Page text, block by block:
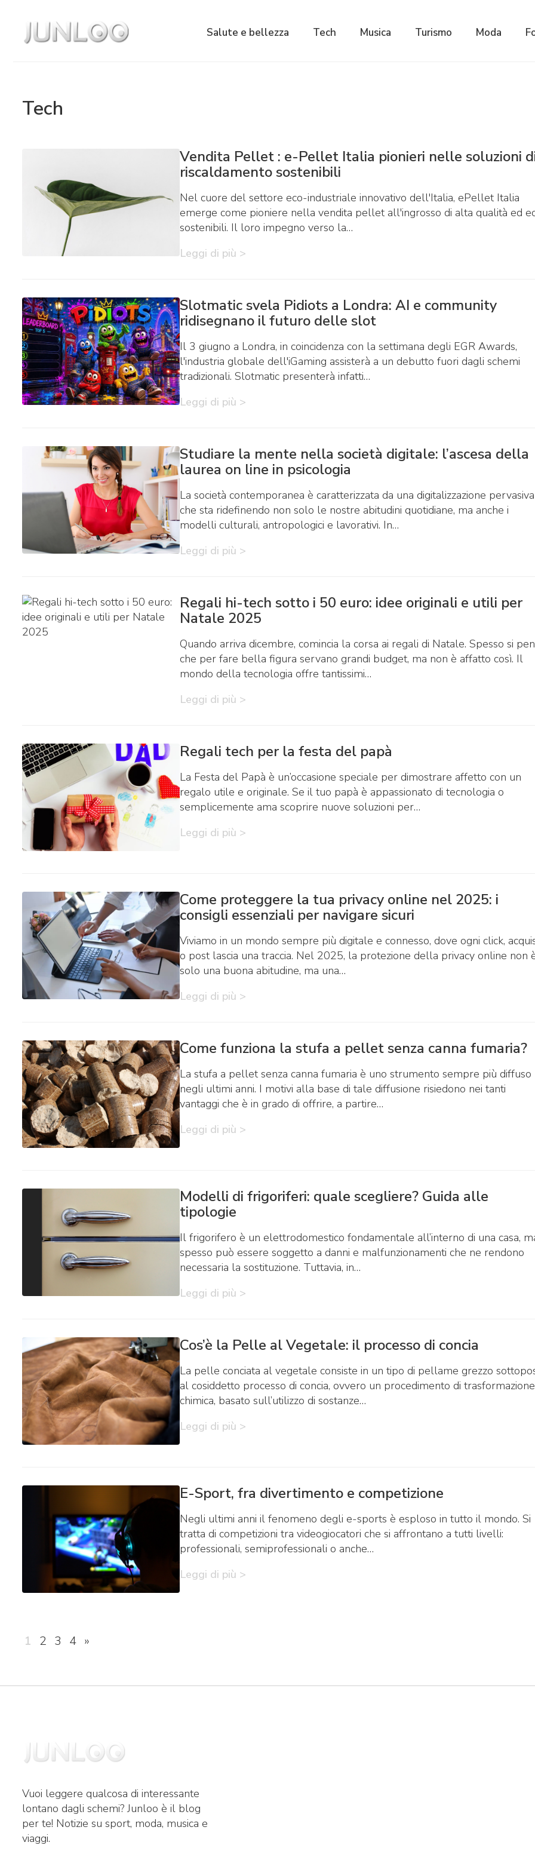
Salute e bellezza Tech Musica Turismo Moda
Tech
Vendita Pellet : e-Pellet Italia pionieri nelle soluzioni
riscaldamento sostenibili
Nel cuore del settore eco-industriale innovativo dell'Italia, ePellet Italia
emerge come pioniere nella vendita pellet all'ingrosso di alta qualità ed
sostenibili. Il loro impegno verso la…
Leggi di più >
Slotmatic svela Pidiots a Londra: AI e community
ridisegnano il futuro delle slot
Il 3 giugno a Londra, in coincidenza con la settimana degli EGR Awards,
l'industria globale dell'iGaming assisterà a un debutto fuori dagli schemi
tradizionali. Slotmatic presenterà infatti…
Leggi di più >
Studiare la mente nella società digitale: l’ascesa della
laurea on line in psicologia
La società contemporanea è caratterizzata da una digitalizzazione pervasiva
che sta ridefinendo non solo le nostre abitudini quotidiane, ma anche i
modelli culturali, antropologici e lavorativi. In…
Leggi di più >
Regali hi-tech sotto i 50 euro: idee originali e utili per
Natale 2025
Quando arriva dicembre, comincia la corsa ai regali di Natale. Spesso si
che per fare bella figura servano grandi budget, ma non è affatto così. Il
mondo della tecnologia offre tantissimi…
Leggi di più >
Regali tech per la festa del papà
La Festa del Papà è un’occasione speciale per dimostrare affetto con un
regalo utile e originale. Se il tuo papà è appassionato di tecnologia o
semplicemente ama scoprire nuove soluzioni per…
Leggi di più >
Come proteggere la tua privacy online nel 2025: i
consigli essenziali per navigare sicuri
Viviamo in un mondo sempre più digitale e connesso, dove ogni click,
o post lascia una traccia. Nel 2025, la protezione della privacy online non
solo una buona abitudine, ma una…
Leggi di più >
Come funziona la stufa a pellet senza canna fumaria?
La stufa a pellet senza canna fumaria è uno strumento sempre più diffuso
negli ultimi anni. I motivi alla base di tale diffusione risiedono nei tanti
vantaggi che è in grado di offrire, a partire…
Leggi di più >
Modelli di frigoriferi: quale scegliere? Guida alle
tipologie
Il frigorifero è un elettrodomestico fondamentale all’interno di una casa,
spesso può essere soggetto a danni e malfunzionamenti che ne rendono
necessaria la sostituzione. Tuttavia, in…
Leggi di più >
Cos’è la Pelle al Vegetale: il processo di concia
La pelle conciata al vegetale consiste in un tipo di pellame grezzo
al cosiddetto processo di concia, ovvero un procedimento di trasformazione
chimica, basato sull’utilizzo di sostanze…
Leggi di più >
E-Sport, fra divertimento e competizione
Negli ultimi anni il fenomeno degli e-sports è esploso in tutto il mondo. Si
tratta di competizioni tra videogiocatori che si affrontano a tutti livelli:
professionali, semiprofessionali o anche…
Leggi di più >
Paginazione
1 2 3 4 »
Vuoi leggere qualcosa di interessante
lontano dagli schemi? Junloo è il blog
per te! Notizie su sport, moda, musica e
viaggi.